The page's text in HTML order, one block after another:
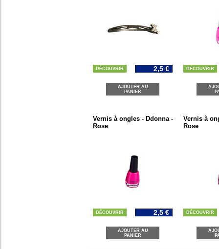
DÉCOUVRIR 2,5 €
AJOUTER AU
PANIER
DÉCOUVRIR
Vernis à ongles - Ddonna -
Rose
DÉCOUVRIR 2,5 €
AJOUTER AU
PANIER
Vernis à
Rose
DÉCOUVRIR